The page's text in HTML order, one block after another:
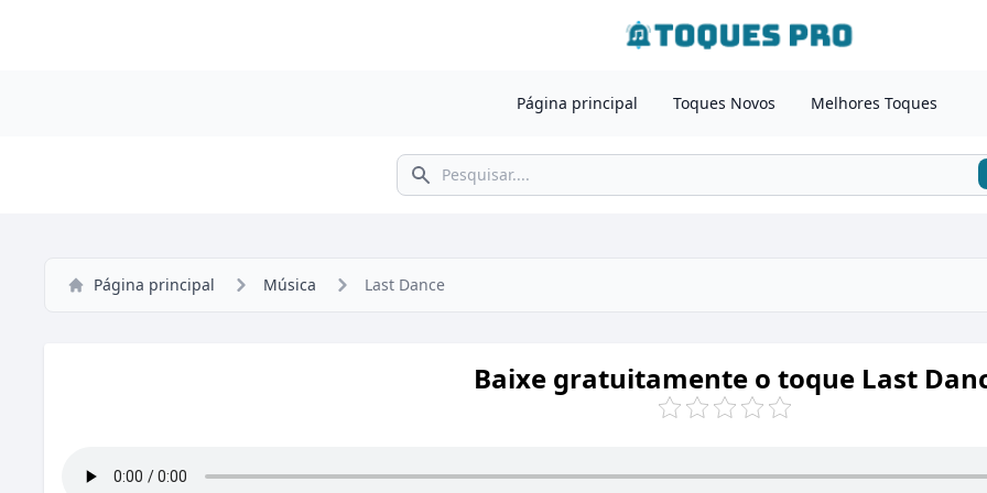
Página principal Toques Novos Melhores Toques
Pesquisar
Página principal Música Last Dance
Baixe gratuitamente o toque Last